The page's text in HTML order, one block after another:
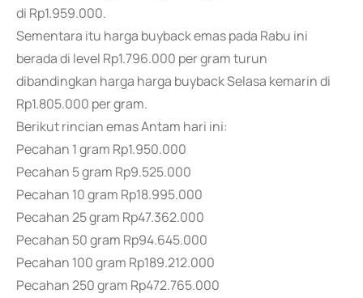
di Rp1.959.000.
Sementara itu harga buyback emas pada Rabu ini
berada di level Rp1.796.000 per gram turun
dibandingkan harga harga buyback Selasa kemarin di
Rp1.805.000 per gram.
Berikut rincian emas Antam hari ini:
Pecahan 1 gram Rp1.950.000
Pecahan 5 gram Rp9.525.000
Pecahan 10 gram Rp18.995.000
Pecahan 25 gram Rp47.362.000
Pecahan 50 gram Rp94.645.000
Pecahan 100 gram Rp189.212.000
Pecahan 250 gram Rp472.765.000